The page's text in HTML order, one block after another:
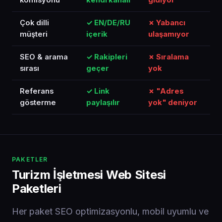
Çok dilli
müşteri
✓ EN/DE/RU
içerik
✗ Yabancı
ulaşamıyor
SEO & arama
sırası
✓ Rakipleri
geçer
✗ Sıralama
yok
Referans
gösterme
✓ Link
paylaşılır
✗ "Adres
yok" deniyor
PAKETLER
Turizm İşletmesi Web Sitesi
Paketleri
Her paket SEO optimizasyonlu, mobil uyumlu ve